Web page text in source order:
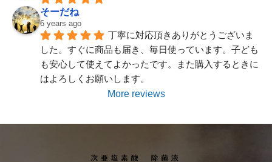
20Lが入荷しました
そーだね
6 years ago
丁寧に対応頂きありがとうございま
した。すぐに商品も届き、毎日使っています。子ども
も安心して使えてよかったです。また購入するときに
はよろしくお願いします。
More reviews